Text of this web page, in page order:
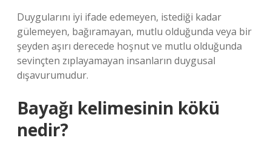
Duygularını iyi ifade edemeyen, istediği kadar
gülemeyen, bağıramayan, mutlu olduğunda veya bir
şeyden aşırı derecede hoşnut ve mutlu olduğunda
sevinçten zıplayamayan insanların duygusal
dışavurumudur.
Bayağı kelimesinin kökü
nedir?